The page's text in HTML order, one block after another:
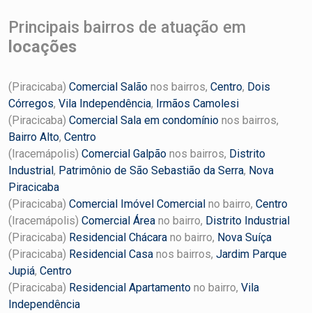
Principais bairros de atuação em
locações
(Piracicaba) Comercial Salão nos bairros, Centro, Dois
Córregos, Vila Independência, Irmãos Camolesi
(Piracicaba) Comercial Sala em condomínio nos bairros,
Bairro Alto, Centro
(Iracemápolis) Comercial Galpão nos bairros, Distrito
Industrial, Patrimônio de São Sebastião da Serra, Nova
Piracicaba
(Piracicaba) Comercial Imóvel Comercial no bairro, Centro
(Iracemápolis) Comercial Área no bairro, Distrito Industrial
(Piracicaba) Residencial Chácara no bairro, Nova Suíça
(Piracicaba) Residencial Casa nos bairros, Jardim Parque
Jupiá, Centro
(Piracicaba) Residencial Apartamento no bairro, Vila
Independência